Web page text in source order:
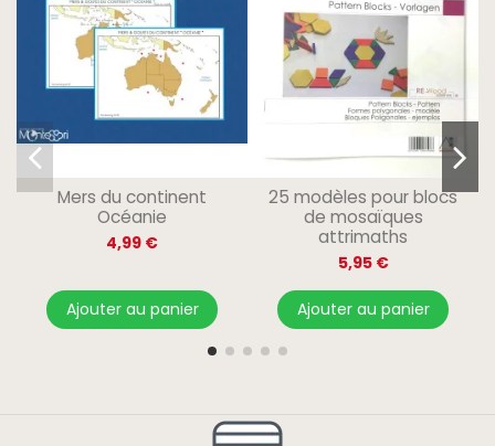
Mers du continent
Océanie
4,99 €
Ajouter au panier
25 modèles pour blocs
de mosaïques
attrimaths
5,95 €
Ajouter au panier